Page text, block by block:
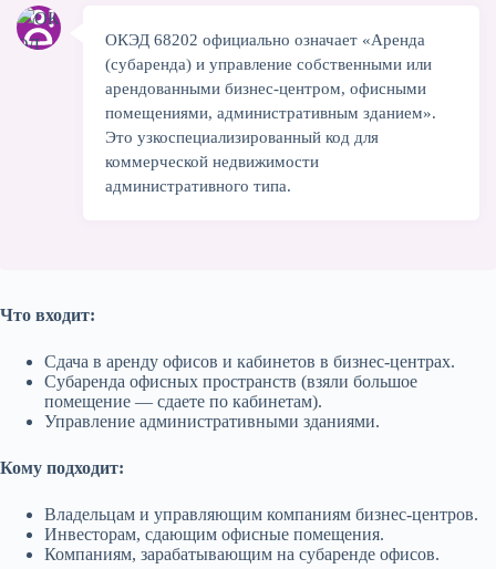
2 Что реально входит в ОКЭД 68202
Что НЕ входит в 68202 (CRITICAL)
Подходит ли тебе 68202
7
именно вам)
Частые ошибки и вопросы (FAQ)
Вы уверены, что сдаете недвижимость
ОКЭД 68202 официально означает «Аренда
(субаренда) и управление собственными или
арендованными бизнес-центром, офисными
помещениями, административным зданием».
Это узкоспециализированный код для
коммерческой недвижимости
административного типа.
Что входит:
Сдача в аренду офисов и кабинетов в бизнес-центрах.
Субаренда офисных пространств (взяли большое
помещение — сдаете по кабинетам).
Управление административными зданиями.
Кому подходит:
Владельцам и управляющим компаниям бизнес-центров.
Инвесторам, сдающим офисные помещения.
Компаниям, зарабатывающим на субаренде офисов.